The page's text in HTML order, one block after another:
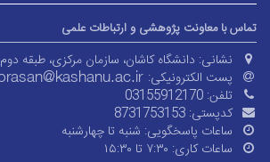
تماس با معاونت پژوهشی و ارتباطات علمی
نشانی: دانشگاه کاشان، سازمان مرکزی، طبقه دوم
پست الکترونیکی:
تلفن: 03155912170
کدپستی: 8731753153
ساعات پاسخگویی: شنبه تا چهارشنبه
ساعات کاری: ۷:۳۰ تا ۱۵:۳۰